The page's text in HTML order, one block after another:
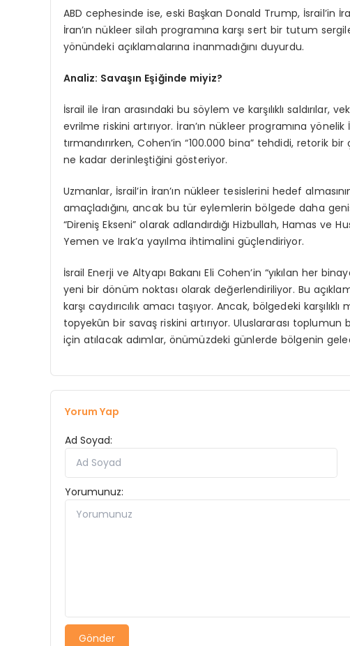
ABD cephesinde ise, eski Başkan Donald Trump, İsrail’in
İran’ın nükleer silah programına karşı sert bir tutum
yönündeki açıklamalarına inanmadığını duyurdu.
Analiz: Savaşın Eşiğinde miyiz?
İsrail ile İran arasındaki bu söylem ve karşılıklı
evrilme riskini artırıyor. İran’ın nükleer programına
tırmandırırken, Cohen’in “100.000 bina” tehdidi, retorik
ne kadar derinleştiğini gösteriyor.
Uzmanlar, İsrail’in İran’ın nükleer tesislerini hedef
amaçladığını, ancak bu tür eylemlerin bölgede daha geniş
“Direniş Ekseni” olarak adlandırdığı Hizbullah, Hamas ve
Yemen ve Irak’a yayılma ihtimalini güçlendiriyor.
İsrail Enerji ve Altyapı Bakanı Eli Cohen’in “yıkılan her
yeni bir dönüm noktası olarak değerlendiriliyor. Bu
karşı caydırıcılık amacı taşıyor. Ancak, bölgedeki
topyekûn bir savaş riskini artırıyor. Uluslararası
için atılacak adımlar, önümüzdeki günlerde bölgenin
Yorum Yap
Ad Soyad:
Yorumunuz:
Gönder